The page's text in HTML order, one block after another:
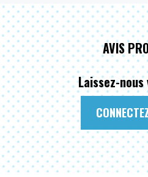
AVIS
Laissez-